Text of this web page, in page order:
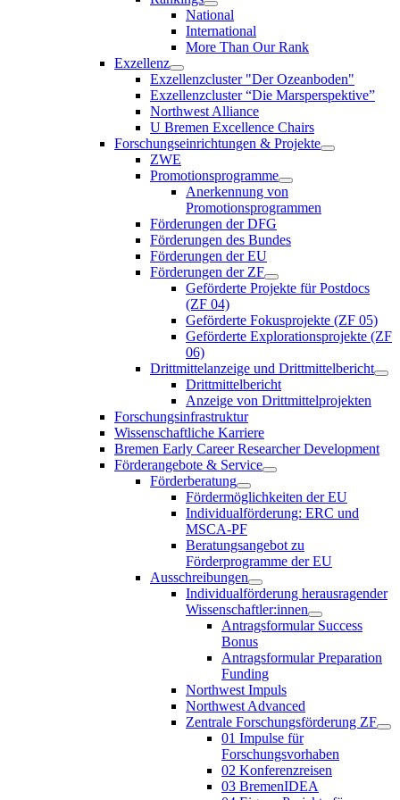
National
International
More Than Our Rank
Exzellenz
Exzellenzcluster "Der Ozeanboden"
Exzellenzcluster “Die Marsperspektive”
Northwest Alliance
U Bremen Excellence Chairs
Forschungseinrichtungen & Projekte
ZWE
Promotionsprogramme
Anerkennung von
Promotionsprogrammen
Förderungen der DFG
Förderungen des Bundes
Förderungen der EU
Förderungen der ZF
Geförderte Projekte für Postdocs
(ZF 04)
Geförderte Fokusprojekte (ZF 05)
Geförderte Explorationsprojekte (ZF
06)
Drittmittelanzeige und Drittmittelbericht
Drittmittelbericht
Anzeige von Drittmittelprojekten
Forschungsinfrastruktur
Wissenschaftliche Karriere
Bremen Early Career Researcher Development
Förderangebote & Service
Förderberatung
Fördermöglichkeiten der EU
Individualförderung: ERC und
MSCA-PF
Beratungsangebot zu
Förderprogramme der EU
Ausschreibungen
Individualförderung herausragender
Wissenschaftler:innen
Antragsformular Success
Bonus
Antragsformular Preparation
Funding
Northwest Impuls
Northwest Advanced
Zentrale Forschungsförderung ZF
01 Impulse für
Forschungsvorhaben
02 Konferenzreisen
03 BremenIDEA